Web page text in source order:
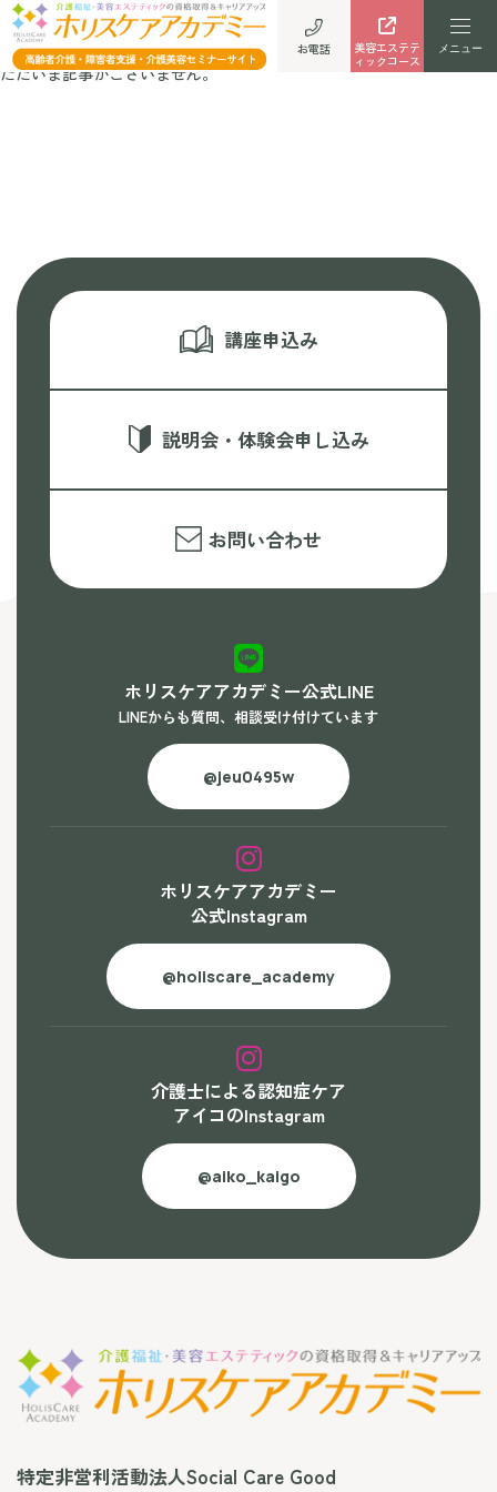
お電話
美容エステテ
ィックコース
エステティック中級講座
ただいま記事がございません。
講座申込み
説明会・体験会申し込み
お問い合わせ
ホリスケアアカデミー公式LINE
LINEからも質問、相談受け付けています
@jeu0495w
ホリスケアアカデミー
公式Instagram
@holiscare_academy
介護士による認知症ケア
アイコのInstagram
@aiko_kaigo
特定非営利活動法人Social Care Good